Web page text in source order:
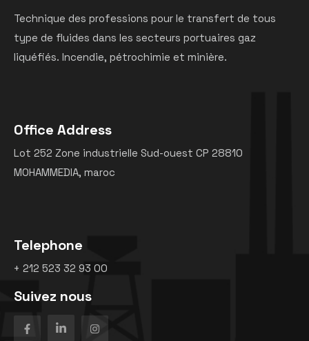
Technique des professions pour le transfert de tous
type de fluides dans les secteurs portuaires gaz
liquéfiés. Incendie, pétrochimie et minière.
Office Address
Lot 252 Zone industrielle Sud-ouest CP 28810
MOHAMMEDIA, maroc
Telephone
+ 212 523 32 93 00
Suivez nous